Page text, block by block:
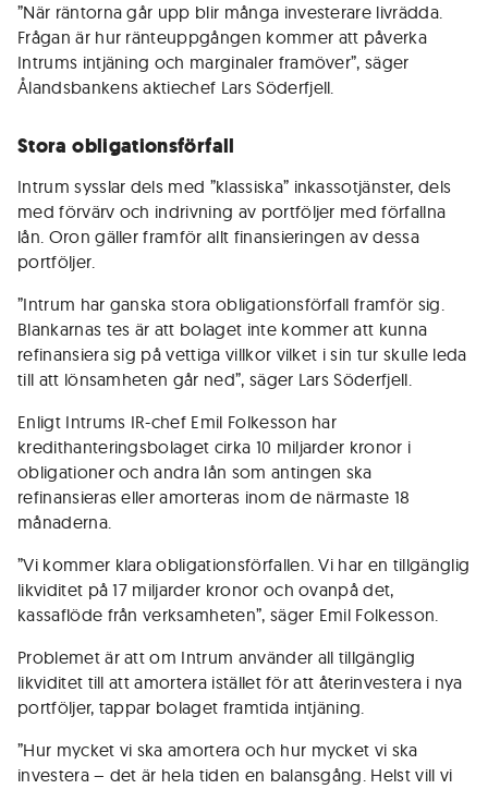
”När räntorna går upp blir många investerare livrädda.
Frågan är hur ränteuppgången kommer att påverka
Intrums intjäning och marginaler framöver”, säger
Ålandsbankens aktiechef Lars Söderfjell.
Stora obligationsförfall
Intrum sysslar dels med ”klassiska” inkassotjänster, dels
med förvärv och indrivning av portföljer med förfallna
lån. Oron gäller framför allt finansieringen av dessa
portföljer.
”Intrum har ganska stora obligationsförfall framför sig.
Blankarnas tes är att bolaget inte kommer att kunna
refinansiera sig på vettiga villkor vilket i sin tur skulle leda
till att lönsamheten går ned”, säger Lars Söderfjell.
Enligt Intrums IR-chef Emil Folkesson har
kredithanteringsbolaget cirka 10 miljarder kronor i
obligationer och andra lån som antingen ska
refinansieras eller amorteras inom de närmaste 18
månaderna.
”Vi kommer klara obligationsförfallen. Vi har en tillgänglig
likviditet på 17 miljarder kronor och ovanpå det,
kassaflöde från verksamheten”, säger Emil Folkesson.
Problemet är att om Intrum använder all tillgänglig
likviditet till att amortera istället för att återinvestera i nya
portföljer, tappar bolaget framtida intjäning.
”Hur mycket vi ska amortera och hur mycket vi ska
investera – det är hela tiden en balansgång. Helst vill vi